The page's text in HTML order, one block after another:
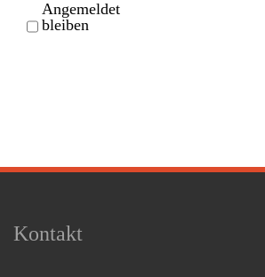
Angemeldet
bleiben
Kontakt